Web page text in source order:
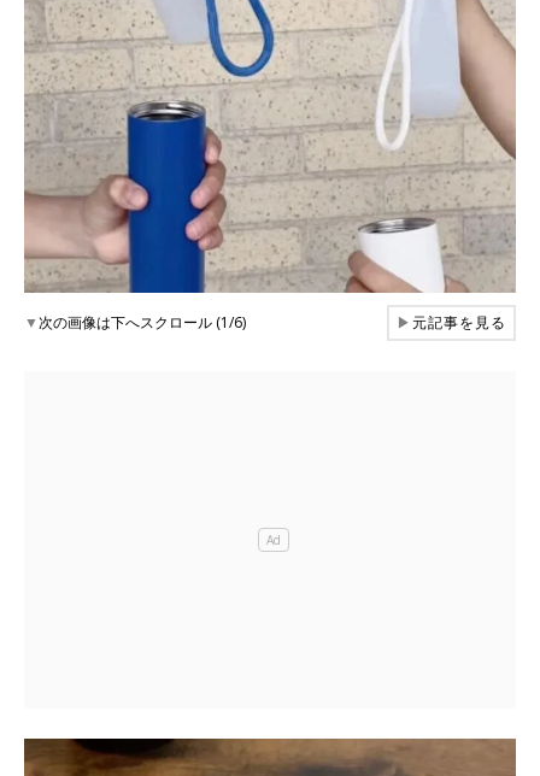
▼次の画像は下へスクロール (1/6) ▶元記事を見る